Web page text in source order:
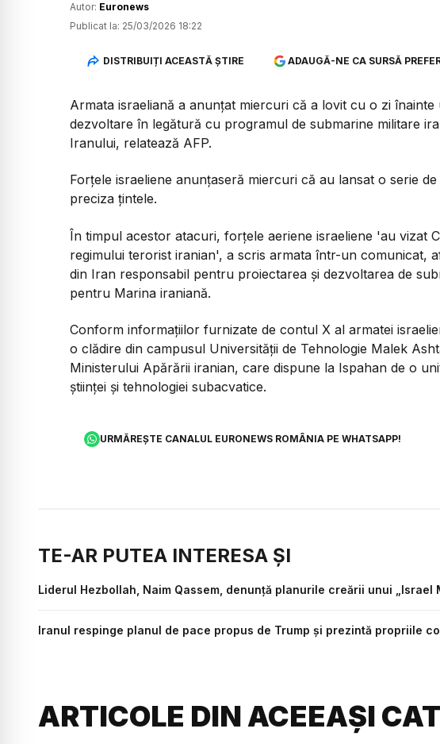
Autor: Euronews
Publicat la: 25/03/2026 18:22
DISTRIBUIȚI ACEASTĂ ȘTIRE ADAUGĂ-NE CA SURSĂ
Armata israeliană a anunțat miercuri că a lovit cu o zi
dezvoltare în legătură cu programul de submarine militare
Iranului, relatează AFP.
Forțele israeliene anunțaseră miercuri că au lansat o serie
preciza țintele.
În timpul acestor atacuri, forțele aeriene israeliene 'au vizat
regimului terorist iranian', a scris armata într-un comunicat,
din Iran responsabil pentru proiectarea și dezvoltarea de
pentru Marina iraniană.
Conform informațiilor furnizate de contul X al armatei
o clădire din campusul Universității de Tehnologie Malek
Ministerului Apărării iranian, care dispune la Ispahan de o
științei și tehnologiei subacvatice.
URMĂREȘTE CANALUL EURONEWS ROMÂNIA PE WHATSAPP!
TE-AR PUTEA INTERESA ȘI
Liderul Hezbollah, Naim Qassem, denunță planurile creării unui „Israel
Iranul respinge planul de pace propus de Trump și prezintă propriile
ARTICOLE DIN ACEEAȘI